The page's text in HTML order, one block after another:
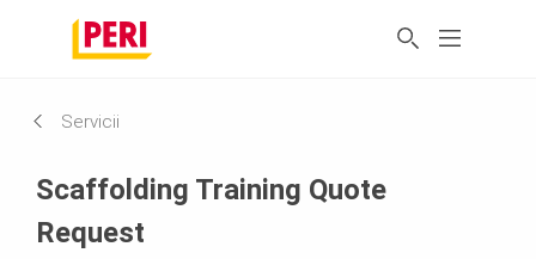
Servicii
Scaffolding Training Quote
Request